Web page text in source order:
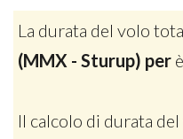
La durata del volo
(MMX - Sturup) per è
Il calcolo di durata